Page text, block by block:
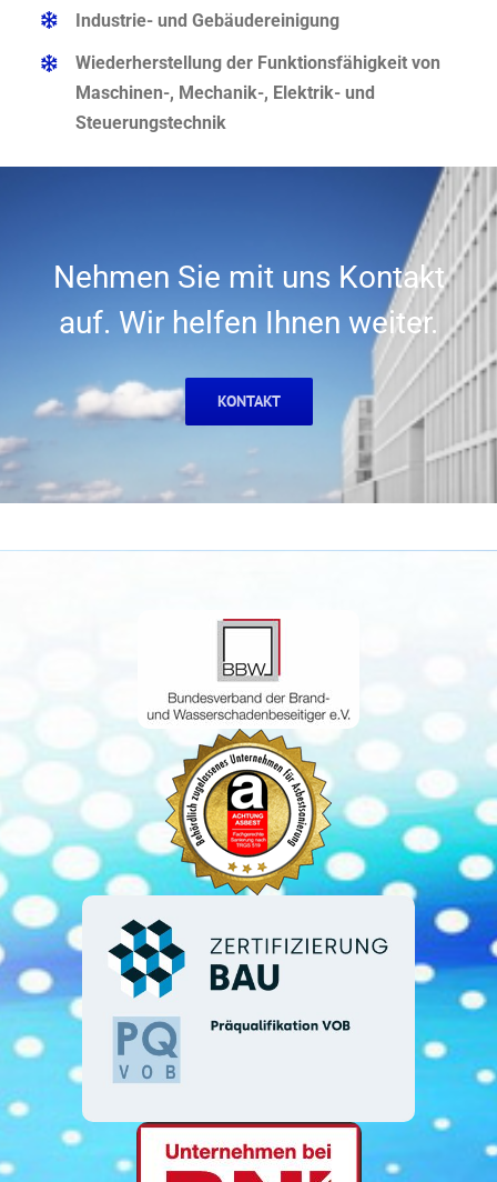
Industrie- und Gebäudereinigung
Wiederherstellung der Funktionsfähigkeit von
Maschinen-, Mechanik-, Elektrik- und
Steuerungstechnik
Nehmen Sie mit uns Kontakt
auf. Wir helfen Ihnen weiter.
KONTAKT